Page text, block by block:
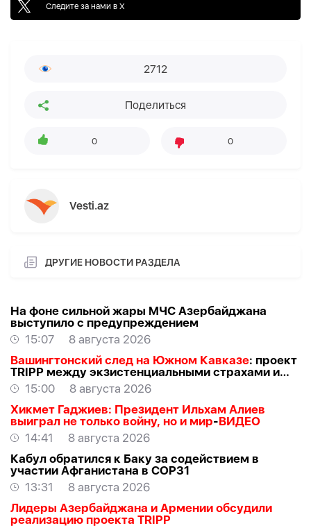
Следите за нами в X
2712
Поделиться
0 0
Vesti.az
ДРУГИЕ НОВОСТИ РАЗДЕЛА
На фоне сильной жары МЧС Азербайджана
выступило с предупреждением
15:07
8 августа 2026
Вашингтонский след на Южном Кавказе: проект
TRIPР между экзистенциальными страхами и
прагматичными интересами -
АЛЛАХВЕРАНОВ
15:00
8 августа 2026
Хикмет Гаджиев: Президент Ильхам Алиев
выиграл не только войну, но и мир-ВИДЕО
14:41
8 августа 2026
Кабул обратился к Баку за содействием в
участии Афганистана в COP31
13:31
8 августа 2026
Лидеры Азербайджана и Армении обсудили
реализацию проекта TRIPP